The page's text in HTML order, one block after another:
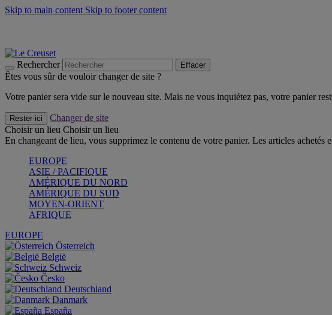
Skip to main content Skip to footer content
Rechercher Effacer
Êtes vous sûr de vouloir changer de site ?
Votre panier sera vide sur le nouveau site. Mais ne vous inquiétez pas, votre panier
Rester ici
Changer de site
Choisir un lieu Choisir un lieu
En changeant de lieu, vous supprimez le contenu de votre panier. Les articles
EUROPE
ASIE / PACIFIQUE
AMÉRIQUE DU NORD
AMÉRIQUE DU SUD
MOYEN-ORIENT
AFRIQUE
EUROPE
Österreich
België
Schweiz
Česko
Deutschland
Danmark
España